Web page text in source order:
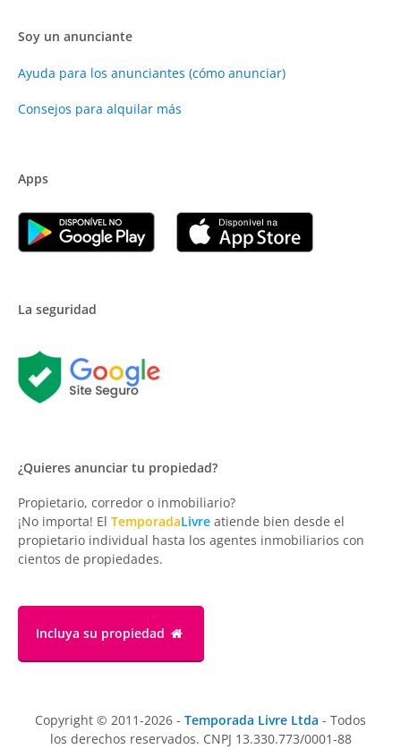
Soy un anunciante
Ayuda para los anunciantes (cómo anunciar)
Consejos para alquilar más
Apps
La seguridad
¿Quieres anunciar tu propiedad?
Propietario, corredor o inmobiliario?
¡No importa! El TemporadaLivre atiende bien desde el
propietario individual hasta los agentes inmobiliarios con
cientos de propiedades.
Incluya su propiedad
Copyright © 2011-2026 - Temporada Livre Ltda - Todos
los derechos reservados. CNPJ 13.330.773/0001-88